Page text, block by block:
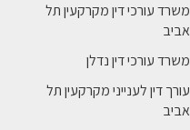
משרד עורכי דין מקרקעין תל
אביב
משרד עורכי דין נדלן
עורך דין לענייני מקרקעין תל
אביב